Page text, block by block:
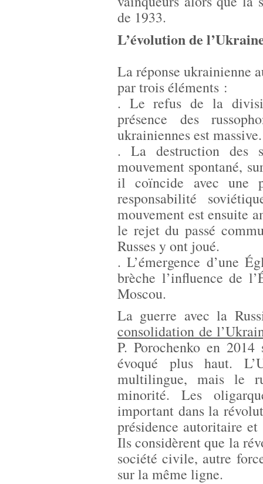
de 1933.
L’évolution de
La réponse ukrainienne
par trois éléments :
. Le refus de la
présence des
ukrainiennes est massive.
. La destruction des
mouvement spontané,
il coïncide avec une
responsabilité
mouvement est ensuite
le rejet du passé
Russes y ont joué.
. L’émergence d’une
brèche l’influence de
Moscou.
La guerre avec la
consolidation de
P. Porochenko en
évoqué plus haut.
multilingue, mais le
minorité. Les
important dans la
présidence autoritaire
Ils considèrent que la
société civile, autre
sur la même ligne.